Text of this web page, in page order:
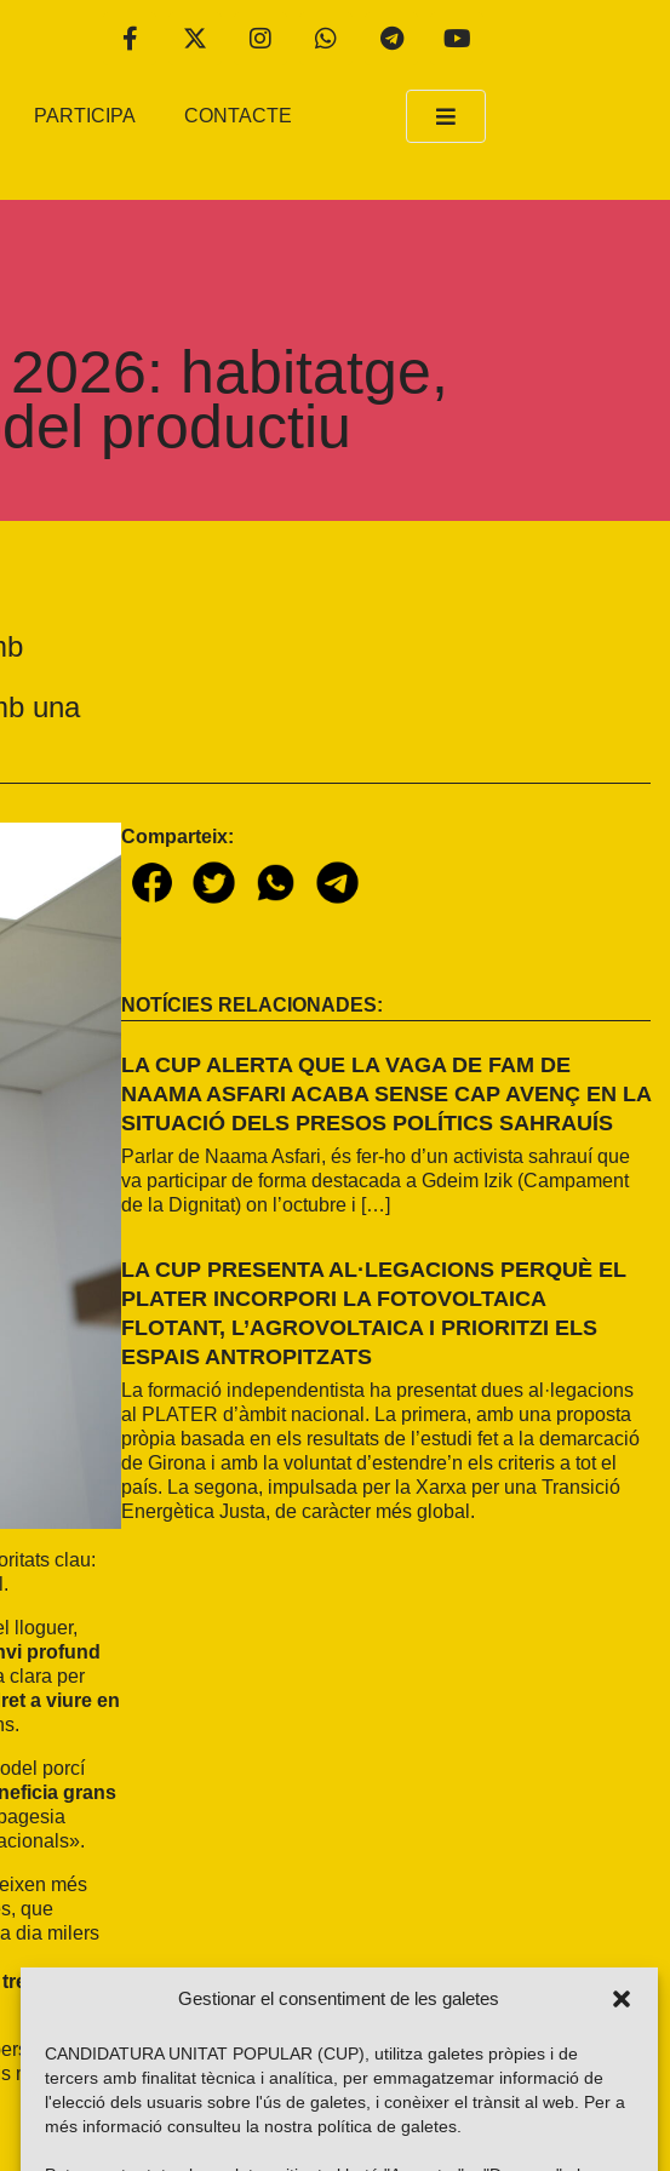
Gestionar el consentiment de les galetes
CANDIDATURA UNITAT POPULAR (CUP), utilitza galetes pròpies i de
tercers amb finalitat tècnica i analítica, per emmagatzemar informació de
l'elecció dels usuaris sobre l'ús de galetes, i conèixer el trànsit al web. Per a
més informació consulteu la nostra política de galetes
PARTICIPA CONTACTE
habitatge,
productiu
una
clau:
lloguer,
profund
clara per
a viure en
porcí
grans
més
que
dia milers
arribi, i
mentre es
Comparteix:
NOTÍCIES RELACIONADES:
LA CUP ALERTA QUE LA VAGA DE FAM DE
NAAMA ASFARI ACABA SENSE CAP AVENÇ EN LA
SITUACIÓ DELS PRESOS POLÍTICS SAHRAUÍS
Parlar de Naama Asfari, és fer-ho d’un activista sahrauí que
va participar de forma destacada a Gdeim Izik (Campament
de la Dignitat) on l’octubre i […]
LA CUP PRESENTA AL·LEGACIONS PERQUÈ EL
PLATER INCORPORI LA FOTOVOLTAICA
FLOTANT, L’AGROVOLTAICA I PRIORITZI ELS
ESPAIS ANTROPITZATS
La formació independentista ha presentat dues al·legacions
al PLATER d’àmbit nacional. La primera, amb una proposta
pròpia basada en els resultats de l’estudi fet a la demarcació
de Girona i amb la voluntat d’estendre’n els criteris a tot el
país. La segona, impulsada per la Xarxa per una Transició
Energètica Justa, de caràcter més global.